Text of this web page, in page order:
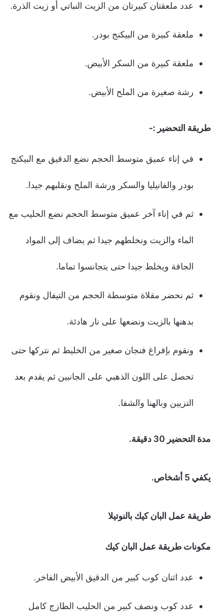
عدد ملعقتان كبيرتان من الزيت النباتي أو زيت الذرة.
ملعقة كبيرة من البيكنج بودر.
ملعقة كبيرة من السكر الأبيض.
رشة صغيرة من الملح الأبيض.
طريقة التحضير :-
في إناء عميق متوسط الحجم نضع الدقيق مع البيكنج
بودر والفانيليا والسكر ورشة الملح ونقلبهم جيدا.
ثم في إناء آخر عميق متوسط الحجم نضع الحليب مع
الماء والزيت ونخلطهم جيدا ثم يضاف إلى المواد
الجافة ويخلط جيدا حتى يتجانسوا تماما.
ثم نحضر مقلاة متوسطة الحجم من التيفال ونقوم
بدهنها بالزيت ونضعها على نار هادئة.
ونقوم بإفراغ فنجان صغير من الخليط ثم نتركها حتى
تحصل على اللون الذهبي على الجانبين ثم يقدم بعد
التزيين وبالهنا والشفا.
مدة التحضير 30 دقيقة.
يكفي 5 أشخاص.
طريقة عمل البان كيك بالنوتيلا
مكونات طريقة عمل البان كيك
عدد اثنان كوب كبير من الدقيق الأبيض الفاخر.
عدد كوب ونصف كبير من الحليب الطازج كامل